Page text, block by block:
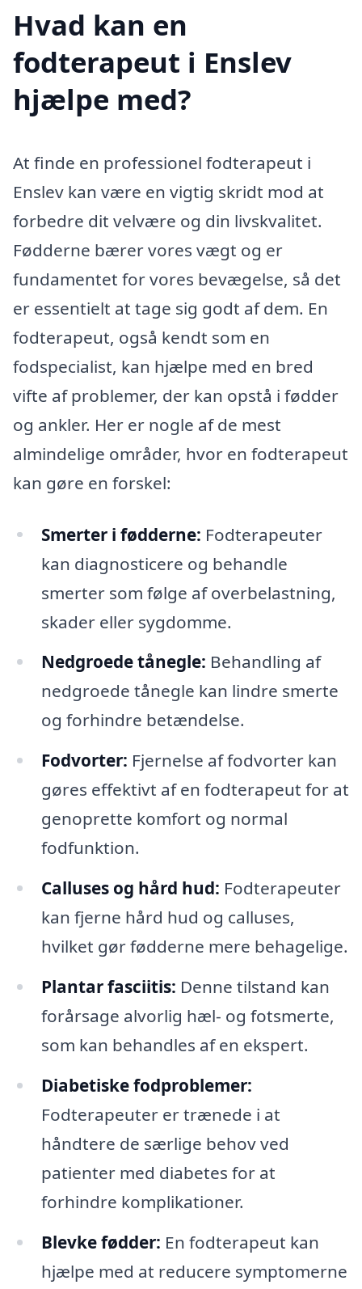
Hvad kan en
fodterapeut i Enslev
hjælpe med?
At finde en professionel fodterapeut i
Enslev kan være en vigtig skridt mod at
forbedre dit velvære og din livskvalitet.
Fødderne bærer vores vægt og er
fundamentet for vores bevægelse, så det
er essentielt at tage sig godt af dem. En
fodterapeut, også kendt som en
fodspecialist, kan hjælpe med en bred
vifte af problemer, der kan opstå i fødder
og ankler. Her er nogle af de mest
almindelige områder, hvor en fodterapeut
kan gøre en forskel:
Smerter i fødderne: Fodterapeuter
kan diagnosticere og behandle
smerter som følge af overbelastning,
skader eller sygdomme.
Nedgroede tånegle: Behandling af
nedgroede tånegle kan lindre smerte
og forhindre betændelse.
Fodvorter: Fjernelse af fodvorter kan
gøres effektivt af en fodterapeut for at
genoprette komfort og normal
fodfunktion.
Calluses og hård hud: Fodterapeuter
kan fjerne hård hud og calluses,
hvilket gør fødderne mere behagelige.
Plantar fasciitis: Denne tilstand kan
forårsage alvorlig hæl- og fotsmerte,
som kan behandles af en ekspert.
Diabetiske fodproblemer:
Fodterapeuter er trænede i at
håndtere de særlige behov ved
patienter med diabetes for at
forhindre komplikationer.
Blevke fødder: En fodterapeut kan
hjælpe med at reducere symptomerne